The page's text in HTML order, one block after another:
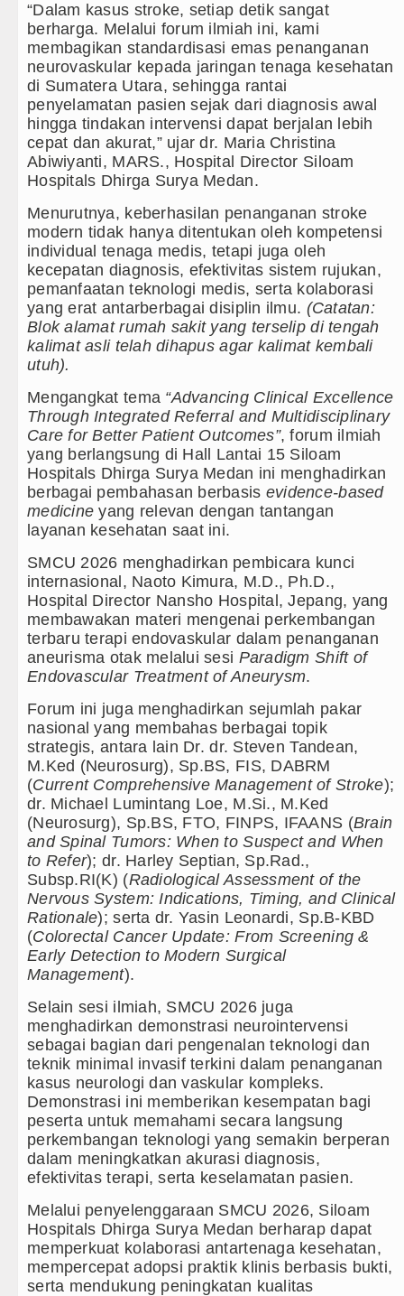
“Dalam kasus stroke, setiap detik sangat
berharga. Melalui forum ilmiah ini, kami
membagikan standardisasi emas penanganan
neurovaskular kepada jaringan tenaga kesehatan
di Sumatera Utara, sehingga rantai
penyelamatan pasien sejak dari diagnosis awal
hingga tindakan intervensi dapat berjalan lebih
cepat dan akurat,” ujar dr. Maria Christina
Abiwiyanti, MARS., Hospital Director Siloam
Hospitals Dhirga Surya Medan.
Menurutnya, keberhasilan penanganan stroke
modern tidak hanya ditentukan oleh kompetensi
individual tenaga medis, tetapi juga oleh
kecepatan diagnosis, efektivitas sistem rujukan,
pemanfaatan teknologi medis, serta kolaborasi
yang erat antarberbagai disiplin ilmu. (Catatan:
Blok alamat rumah sakit yang terselip di tengah
kalimat asli telah dihapus agar kalimat kembali
utuh).
Mengangkat tema “Advancing Clinical Excellence
Through Integrated Referral and Multidisciplinary
Care for Better Patient Outcomes”, forum ilmiah
yang berlangsung di Hall Lantai 15 Siloam
Hospitals Dhirga Surya Medan ini menghadirkan
berbagai pembahasan berbasis evidence-based
medicine yang relevan dengan tantangan
layanan kesehatan saat ini.
SMCU 2026 menghadirkan pembicara kunci
internasional, Naoto Kimura, M.D., Ph.D.,
Hospital Director Nansho Hospital, Jepang, yang
membawakan materi mengenai perkembangan
terbaru terapi endovaskular dalam penanganan
aneurisma otak melalui sesi Paradigm Shift of
Endovascular Treatment of Aneurysm.
Forum ini juga menghadirkan sejumlah pakar
nasional yang membahas berbagai topik
strategis, antara lain Dr. dr. Steven Tandean,
M.Ked (Neurosurg), Sp.BS, FIS, DABRM
(Current Comprehensive Management of Stroke);
dr. Michael Lumintang Loe, M.Si., M.Ked
(Neurosurg), Sp.BS, FTO, FINPS, IFAANS (Brain
and Spinal Tumors: When to Suspect and When
to Refer); dr. Harley Septian, Sp.Rad.,
Subsp.RI(K) (Radiological Assessment of the
Nervous System: Indications, Timing, and Clinical
Rationale); serta dr. Yasin Leonardi, Sp.B-KBD
(Colorectal Cancer Update: From Screening &
Early Detection to Modern Surgical
Management).
Selain sesi ilmiah, SMCU 2026 juga
menghadirkan demonstrasi neurointervensi
sebagai bagian dari pengenalan teknologi dan
teknik minimal invasif terkini dalam penanganan
kasus neurologi dan vaskular kompleks.
Demonstrasi ini memberikan kesempatan bagi
peserta untuk memahami secara langsung
perkembangan teknologi yang semakin berperan
dalam meningkatkan akurasi diagnosis,
efektivitas terapi, serta keselamatan pasien.
Melalui penyelenggaraan SMCU 2026, Siloam
Hospitals Dhirga Surya Medan berharap dapat
memperkuat kolaborasi antartenaga kesehatan,
mempercepat adopsi praktik klinis berbasis bukti,
serta mendukung peningkatan kualitas